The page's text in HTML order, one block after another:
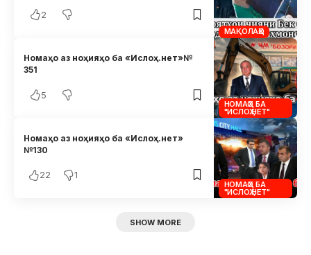
МАҚОЛАҲО
2
НОМАҲО БА
"ИСЛОҲ.НЕТ"
Номаҳо аз ноҳияҳо ба «Ислоҳ.нет»№
351
5
НОМАҲО БА
"ИСЛОҲ.НЕТ"
Номаҳо аз ноҳияҳо ба «Ислоҳ.нет»
№130
22 1
SHOW MORE